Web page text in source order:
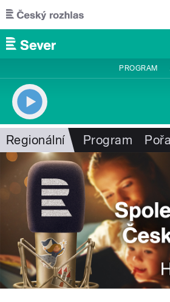
Přejít k hlavnímu obsahu
PROGRAM
Regionální Program